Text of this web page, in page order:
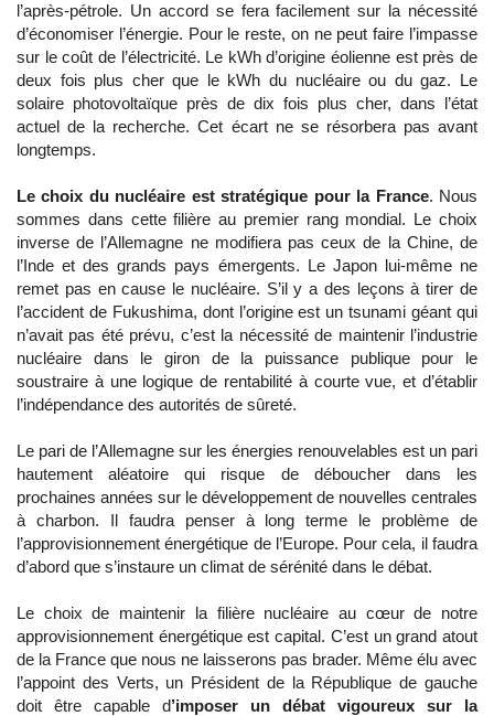
l’après-pétrole. Un accord se fera facilement sur la nécessité
d’économiser l’énergie. Pour le reste, on ne peut faire l’impasse
sur le coût de l’électricité. Le kWh d’origine éolienne est près de
deux fois plus cher que le kWh du nucléaire ou du gaz. Le
solaire photovoltaïque près de dix fois plus cher, dans l’état
actuel de la recherche. Cet écart ne se résorbera pas avant
longtemps.
Le choix du nucléaire est stratégique pour la France. Nous
sommes dans cette filière au premier rang mondial. Le choix
inverse de l’Allemagne ne modifiera pas ceux de la Chine, de
l’Inde et des grands pays émergents. Le Japon lui-même ne
remet pas en cause le nucléaire. S’il y a des leçons à tirer de
l’accident de Fukushima, dont l’origine est un tsunami géant qui
n’avait pas été prévu, c’est la nécessité de maintenir l’industrie
nucléaire dans le giron de la puissance publique pour le
soustraire à une logique de rentabilité à courte vue, et d’établir
l’indépendance des autorités de sûreté.
Le pari de l’Allemagne sur les énergies renouvelables est un pari
hautement aléatoire qui risque de déboucher dans les
prochaines années sur le développement de nouvelles centrales
à charbon. Il faudra penser à long terme le problème de
l’approvisionnement énergétique de l’Europe. Pour cela, il faudra
d’abord que s’instaure un climat de sérénité dans le débat.
Le choix de maintenir la filière nucléaire au cœur de notre
approvisionnement énergétique est capital. C’est un grand atout
de la France que nous ne laisserons pas brader. Même élu avec
l’appoint des Verts, un Président de la République de gauche
doit être capable d’imposer un débat vigoureux sur la